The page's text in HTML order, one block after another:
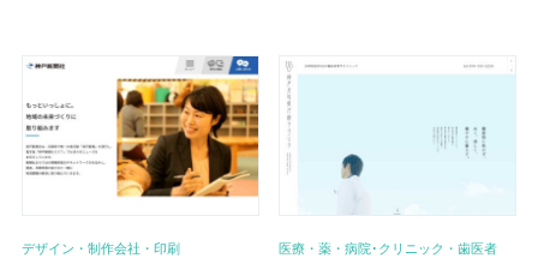
デザイン・制作会社・印刷 医療・薬・病院･クリニック・歯医者